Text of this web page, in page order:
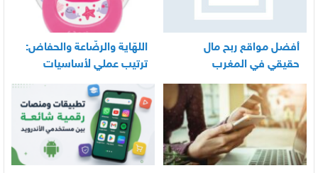
أفضل مواقع ربح مال
حقيقي في المغرب
اللهّاية والرضّاعة والحفاض:
ترتيب عملي لأساسيات
العناية اليومية بالرضيع